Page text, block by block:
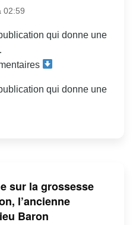
02:59
qui donne une
qui donne une
sur la grossesse
l’ancienne
Baron